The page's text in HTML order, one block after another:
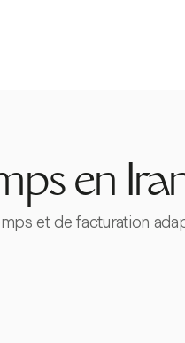
en
et de facturation